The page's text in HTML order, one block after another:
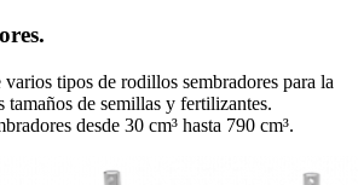
tipos de rodillos sembradores para la
tamaños de semillas y fertilizantes.
desde 30 cm³ hasta 790 cm³.